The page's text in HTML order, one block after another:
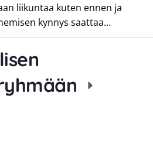
liikuntaa kuten ennen ja
kynnys saattaa…